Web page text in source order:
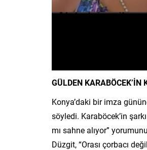
GÜLDEN
Konya’daki bir imza
söyledi. Karaböcek’in
mı sahne alıyor”
Düzgit, “Orası çorbacı